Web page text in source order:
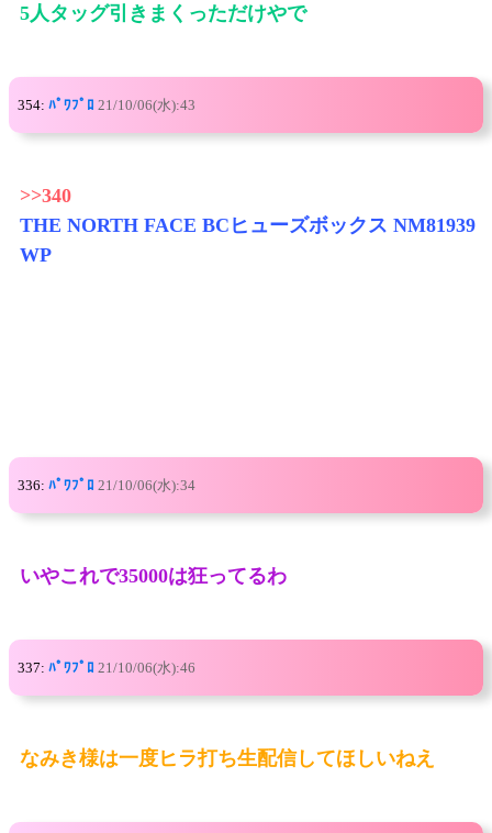
5人タッグ引きまくっただけやで
354: ﾊﾟﾜﾌﾟﾛ 21/10/06(水):43
>>340
THE NORTH FACE BCヒューズボックス NM81939
WP
336: ﾊﾟﾜﾌﾟﾛ 21/10/06(水):34
いやこれで35000は狂ってるわ
337: ﾊﾟﾜﾌﾟﾛ 21/10/06(水):46
なみき様は一度ヒラ打ち生配信してほしいねえ